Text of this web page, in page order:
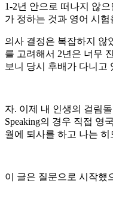
1-2년 안으로 떠나지 않
가 정하는 것과 영어 시
의사 결정은 복잡하지 않
를 고려해서 2년은 너무
보니 당시 후배가 다니고
자. 이제 내 인생의 걸림
Speaking의 경우 직접 영
월에 퇴사를 하고 나는
이 글은 질문으로 시작했